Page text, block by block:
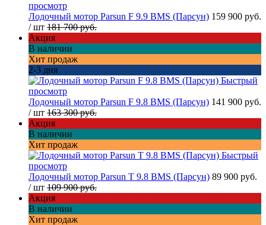
просмотр
Лодочный мотор Parsun F 9.9 BMS (Парсун) 159 900 руб.
/ шт 181 700 руб.
Акция
В наличии
Хит продаж
2-3 дня
Быстрый
просмотр
Лодочный мотор Parsun F 9.8 BMS (Парсун) 141 900 руб.
/ шт 163 300 руб.
Акция
В наличии
Хит продаж
Быстрый
просмотр
Лодочный мотор Parsun T 9.8 BMS (Парсун) 89 900 руб.
/ шт 109 900 руб.
Акция
В наличии
Хит продаж